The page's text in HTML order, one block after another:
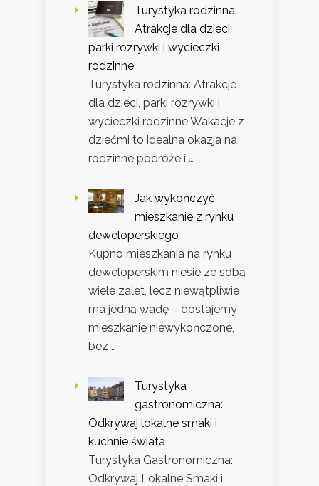
Turystyka rodzinna:
Atrakcje dla dzieci,
parki rozrywki i wycieczki
rodzinne
Turystyka rodzinna: Atrakcje
dla dzieci, parki rozrywki i
wycieczki rodzinne Wakacje z
dziećmi to idealna okazja na
rodzinne podróże i …
Jak wykończyć
mieszkanie z rynku
deweloperskiego
Kupno mieszkania na rynku
deweloperskim niesie ze sobą
wiele zalet, lecz niewątpliwie
ma jedną wadę – dostajemy
mieszkanie niewykończone,
bez …
Turystyka
gastronomiczna:
Odkrywaj lokalne smaki i
kuchnie świata
Turystyka Gastronomiczna:
Odkrywaj Lokalne Smaki i